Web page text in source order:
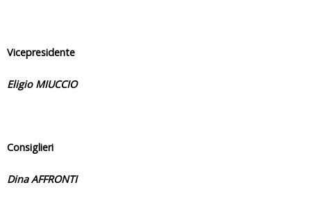
Vicepresidente
Eligio MIUCCIO
Consiglieri
Dina AFFRONTI